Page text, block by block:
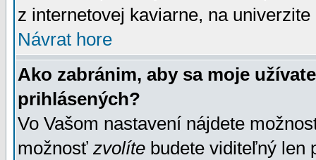
z internetovej kaviarne, na univerzite
Návrat hore
Ako zabránim, aby sa moje
prihlásených?
Vo Vašom nastavení nájdete
možnosť zvolíte budete viditeľný len